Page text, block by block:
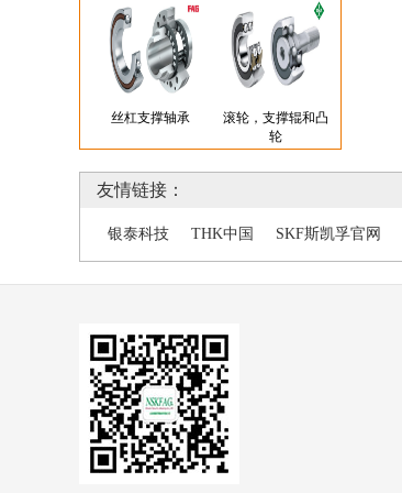
丝杠支撑轴承
滚轮，支撑辊和凸
轮
友情链接：
银泰科技 THK中国 SKF斯凯孚官网